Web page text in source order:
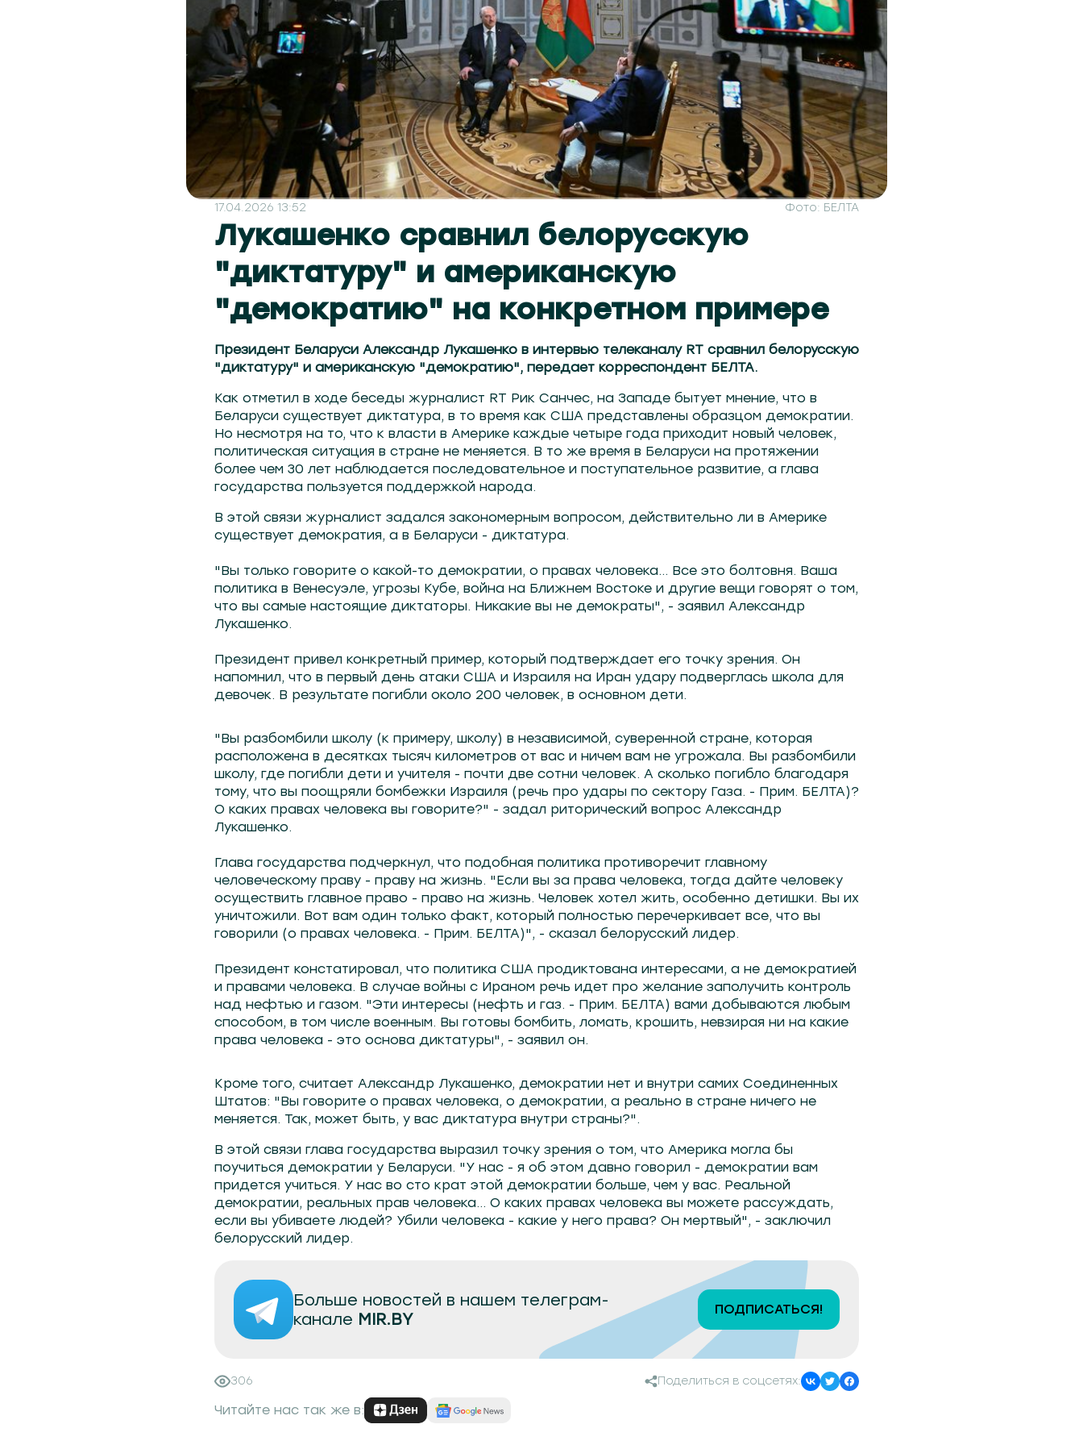
17.04.2026 13:52 Фото: БЕЛТА
Лукашенко сравнил белорусскую
"диктатуру" и американскую
"демократию" на конкретном примере
Президент Беларуси Александр Лукашенко в интервью телеканалу RT сравнил белорусскую
"диктатуру" и американскую "демократию", передает корреспондент БЕЛТА.
Как отметил в ходе беседы журналист RT Рик Санчес, на Западе бытует мнение, что в
Беларуси существует диктатура, в то время как США представлены образцом демократии.
Но несмотря на то, что к власти в Америке каждые четыре года приходит новый человек,
политическая ситуация в стране не меняется. В то же время в Беларуси на протяжении
более чем 30 лет наблюдается последовательное и поступательное развитие, а глава
государства пользуется поддержкой народа.
В этой связи журналист задался закономерным вопросом, действительно ли в Америке
существует демократия, а в Беларуси - диктатура.
"Вы только говорите о какой-то демократии, о правах человека… Все это болтовня. Ваша
политика в Венесуэле, угрозы Кубе, война на Ближнем Востоке и другие вещи говорят о том,
что вы самые настоящие диктаторы. Никакие вы не демократы", - заявил Александр
Лукашенко.
Президент привел конкретный пример, который подтверждает его точку зрения. Он
напомнил, что в первый день атаки США и Израиля на Иран удару подверглась школа для
девочек. В результате погибли около 200 человек, в основном дети.
"Вы разбомбили школу (к примеру, школу) в независимой, суверенной стране, которая
расположена в десятках тысяч километров от вас и ничем вам не угрожала. Вы разбомбили
школу, где погибли дети и учителя - почти две сотни человек. А сколько погибло благодаря
тому, что вы поощряли бомбежки Израиля (речь про удары по сектору Газа. - Прим. БЕЛТА)?
О каких правах человека вы говорите?" - задал риторический вопрос Александр
Лукашенко.
Глава государства подчеркнул, что подобная политика противоречит главному
человеческому праву - праву на жизнь. "Если вы за права человека, тогда дайте человеку
осуществить главное право - право на жизнь. Человек хотел жить, особенно детишки. Вы их
уничтожили. Вот вам один только факт, который полностью перечеркивает все, что вы
говорили (о правах человека. - Прим. БЕЛТА)", - сказал белорусский лидер.
Президент констатировал, что политика США продиктована интересами, а не демократией
и правами человека. В случае войны с Ираном речь идет про желание заполучить контроль
над нефтью и газом. "Эти интересы (нефть и газ. - Прим. БЕЛТА) вами добываются любым
способом, в том числе военным. Вы готовы бомбить, ломать, крошить, невзирая ни на какие
права человека - это основа диктатуры", - заявил он.
Кроме того, считает Александр Лукашенко, демократии нет и внутри самих Соединенных
Штатов: "Вы говорите о правах человека, о демократии, а реально в стране ничего не
меняется. Так, может быть, у вас диктатура внутри страны?".
В этой связи глава государства выразил точку зрения о том, что Америка могла бы
поучиться демократии у Беларуси. "У нас - я об этом давно говорил - демократии вам
придется учиться. У нас во сто крат этой демократии больше, чем у вас. Реальной
демократии, реальных прав человека… О каких правах человека вы можете рассуждать,
если вы убиваете людей? Убили человека - какие у него права? Он мертвый", - заключил
белорусский лидер.
Больше новостей в нашем телеграм-
канале MIR.BY ПОДПИСАТЬСЯ!
306 Поделиться в соцсетях:
Читайте нас так же в: